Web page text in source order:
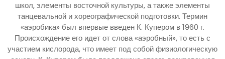
школ, элементы восточной культуры, а также элементы
танцевальной и хореографической подготовки. Термин
«аэробика» был впервые введен К. Купером в 1960 г.
Происхождение его идет от слова «аэробный», то есть с
участием кислорода, что имеет под собой физиологическую